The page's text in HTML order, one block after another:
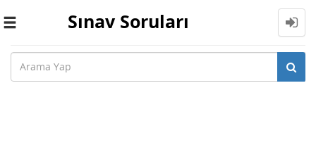
Toggle
Sınav Soruları